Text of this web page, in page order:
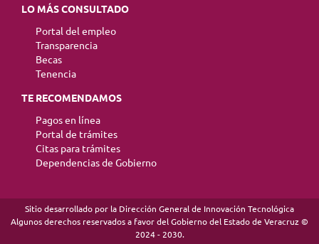
LO MÁS CONSULTADO
Portal del empleo
Transparencia
Becas
Tenencia
TE RECOMENDAMOS
Pagos en línea
Portal de trámites
Citas para trámites
Dependencias de Gobierno
Sitio desarrollado por la Dirección General de Innovación Tecnológica
Algunos derechos reservados a favor del Gobierno del Estado de Veracruz ©
2024 - 2030.